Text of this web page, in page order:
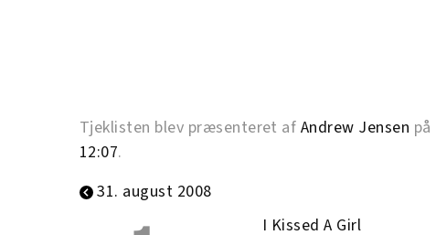
Tjeklisten blev præsenteret af Andrew Jensen på
12:07.
31. august 2008
I Kissed A Girl